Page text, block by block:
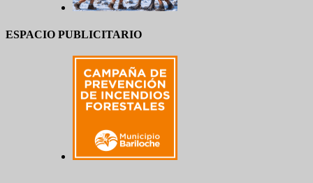
ESPACIO PUBLICITARIO